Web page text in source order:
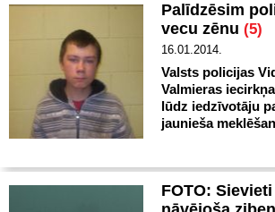
Palīdzēsim
vecu zēnu (5)
16.01.2014.
Valsts policijas
Valmieras
lūdz iedzīvotāju
jaunieša
FOTO: